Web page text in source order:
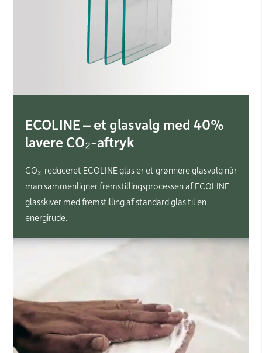
ECOLINE – et glasvalg med 40%
lavere CO₂-aftryk
CO₂-reduceret ECOLINE glas er et grønnere glasvalg når
man sammenligner fremstillingsprocessen af ECOLINE
glasskiver med fremstilling af standard glas til en
energirude.